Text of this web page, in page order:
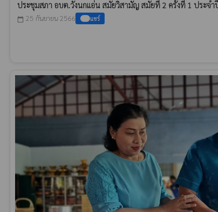
ประชุมสภา อบต.วังนกแอ่น สมัยวิสามัญ สมัยที่ 2 ครั้งที่ 1 ประจำ
calendar_today 25 กันยายน 2566 แชร์